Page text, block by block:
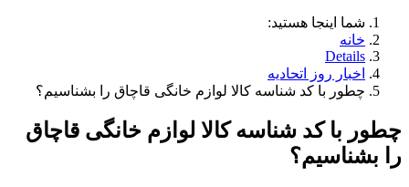
شما اینجا هستید:
خانه
Details
اخبار روز اتحادیه
چطور با کد شناسه کالا لوازم خانگی قاچاق را بشناسیم؟
چطور با کد شناسه کالا لوازم خانگی قاچاق
را بشناسیم؟